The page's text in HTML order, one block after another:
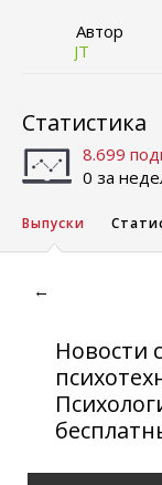
Автор
JT
Статистика
8.699
0 за
Выпуски
←
Новости